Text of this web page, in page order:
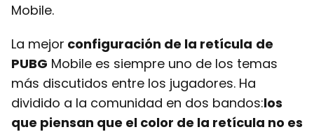
Mobile.
La mejor configuración de la retícula de
PUBG Mobile es siempre uno de los temas
más discutidos entre los jugadores. Ha
dividido a la comunidad en dos bandos:los
que piensan que el color de la retícula no es